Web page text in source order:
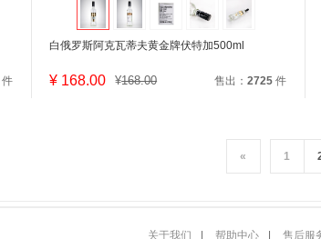
件
白俄罗斯阿克瓦蒂夫黄金牌伏特加500ml
¥ 168.00 ¥168.00 售出：2725 件
« 1
关于我们 帮助中心 售后服